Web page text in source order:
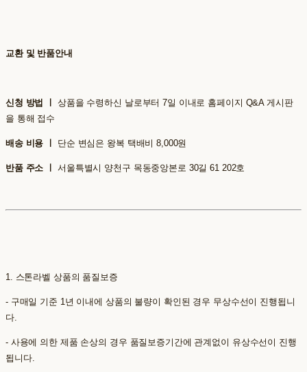
교환 및 반품안내
신청 방법 ㅣ 상품을 수령하신 날로부터 7일 이내로 홈페이지 Q&A 게시판
을 통해 접수
배송 비용 ㅣ 단순 변심은 왕복 택배비 8,000원
반품 주소 ㅣ 서울특별시 양천구 목동중앙본로 30길 61 202호
1. 스톤라벨 상품의 품질보증
- 구매일 기준 1년 이내에 상품의 불량이 확인된 경우 무상수선이 진행됩니
다.
- 사용에 의한 제품 손상의 경우 품질보증기간에 관계없이 유상수선이 진행
됩니다.